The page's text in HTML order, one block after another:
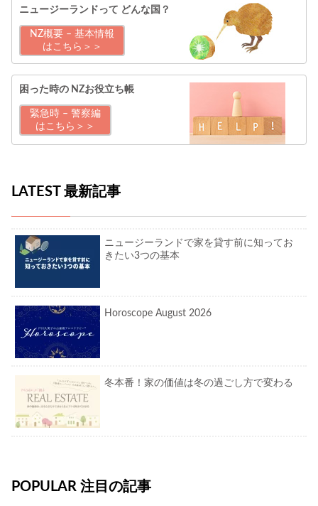
ニュージーランドって どんな国？
NZ概要 – 基本情報
はこちら＞＞
困った時の NZお役立ち帳
緊急時 – 警察編
はこちら＞＞
LATEST 最新記事
ニュージーランドで家を貸す前に知ってお
きたい3つの基本
Horoscope August 2026
冬本番！家の価値は冬の過ごし方で変わる
POPULAR 注目の記事